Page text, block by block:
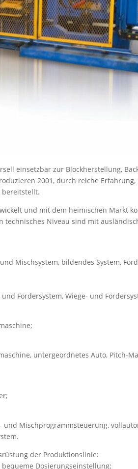
einsetzbar zur Blockherstellung,
2001, durch reiche
bereitstellt.
und mit dem heimischen Markt
Niveau sind mit
Mischsystem, bildendes System,
Fördersystem, Wiege- und
untergeordnetes Auto, Pitch-
Mischprogrammsteuerung,
der Produktionslinie:
Dosierungseinstellung;